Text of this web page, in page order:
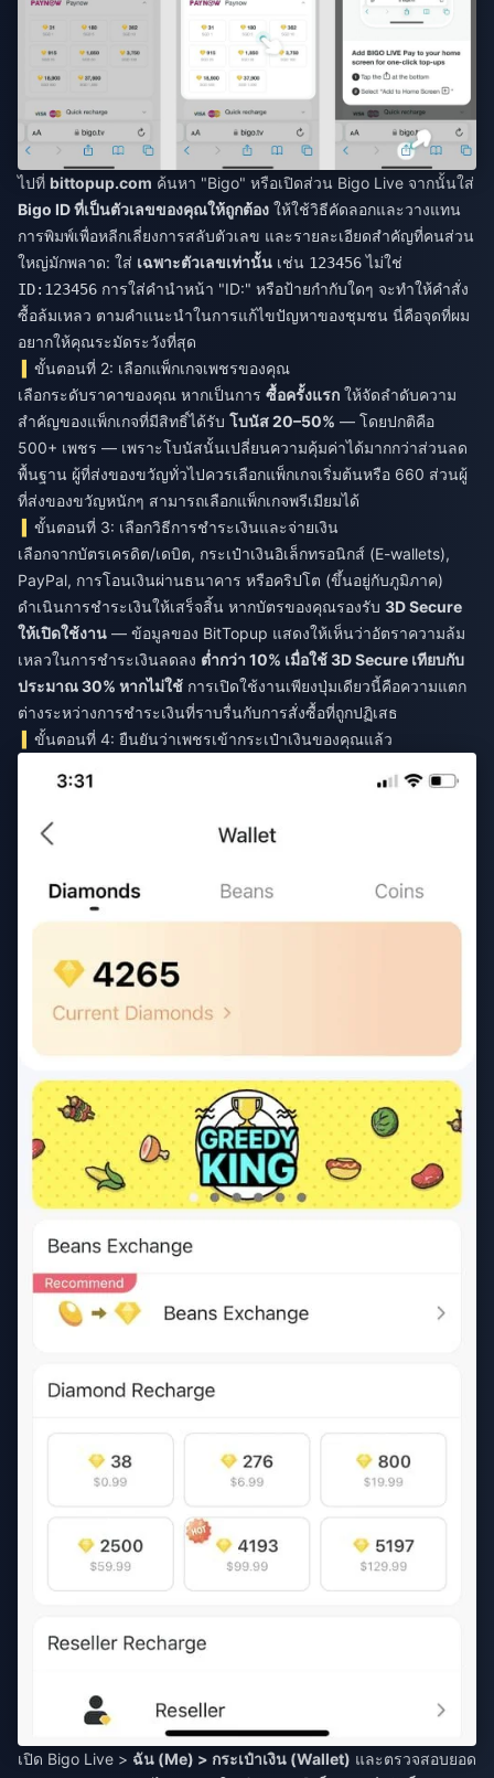
ไปที่ bittopup.com ค้นหา "Bigo" หรือเปิดส่วน Bigo Live จากนั้นใส่
Bigo ID ที่เป็นตัวเลขของคุณให้ถูกต้อง ให้ใช้วิธีคัดลอกและวางแทน
การพิมพ์เพื่อหลีกเลี่ยงการสลับตัวเลข และรายละเอียดสำคัญที่คนส่วน
ใหญ่มักพลาด: ใส่ เฉพาะตัวเลขเท่านั้น เช่น 123456ไม่ใช่
ID:123456 การใส่คำนำหน้า "ID:" หรือป้ายกำกับใดๆ จะทำให้คำสั่ง
ซื้อล้มเหลว ตามคำแนะนำในการแก้ไขปัญหาของชุมชน นี่คือจุดที่ผม
อยากให้คุณระมัดระวังที่สุด
ขั้นตอนที่ 2: เลือกแพ็กเกจเพชรของคุณ
เลือกระดับราคาของคุณ หากเป็นการ ซื้อครั้งแรก ให้จัดลำดับความ
สำคัญของแพ็กเกจที่มีสิทธิ์ได้รับ โบนัส 20–50% — โดยปกติคือ
500+ เพชร — เพราะโบนัสนั้นเปลี่ยนความคุ้มค่าได้มากกว่าส่วนลด
พื้นฐาน ผู้ที่ส่งของขวัญทั่วไปควรเลือกแพ็กเกจเริ่มต้นหรือ 660 ส่วนผู้
ที่ส่งของขวัญหนักๆ สามารถเลือกแพ็กเกจพรีเมียมได้
ขั้นตอนที่ 3: เลือกวิธีการชำระเงินและจ่ายเงิน
เลือกจากบัตรเครดิต/เดบิต, กระเป๋าเงินอิเล็กทรอนิกส์ (E-wallets),
PayPal, การโอนเงินผ่านธนาคาร หรือคริปโต (ขึ้นอยู่กับภูมิภาค)
ดำเนินการชำระเงินให้เสร็จสิ้น หากบัตรของคุณรองรับ 3D Secure
ให้เปิดใช้งาน — ข้อมูลของ BitTopup แสดงให้เห็นว่าอัตราความล้ม
เหลวในการชำระเงินลดลง ต่ำกว่า 10% เมื่อใช้ 3D Secure เทียบกับ
ประมาณ 30% หากไม่ใช้ การเปิดใช้งานเพียงปุ่มเดียวนี้คือความแตก
ต่างระหว่างการชำระเงินที่ราบรื่นกับการสั่งซื้อที่ถูกปฏิเสธ
ขั้นตอนที่ 4: ยืนยันว่าเพชรเข้ากระเป๋าเงินของคุณแล้ว
เปิด Bigo Live > ฉัน (Me) > กระเป๋าเงิน (Wallet) และตรวจสอบยอด